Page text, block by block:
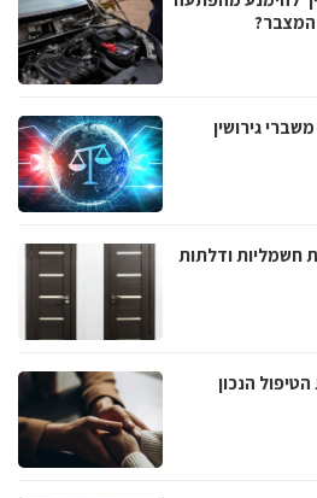
המצבר?
גירושין
חשמליות ודלתות
הנכון